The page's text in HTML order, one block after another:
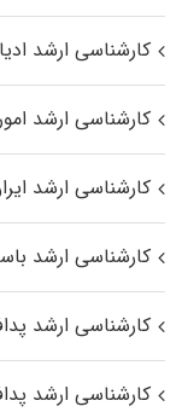
کارشناسی ارشد
کارشناسی ارشد
کارشناسی ارشد
کارشناسی ارشد
کارشناسی ارشد
کارشناسی ارشد